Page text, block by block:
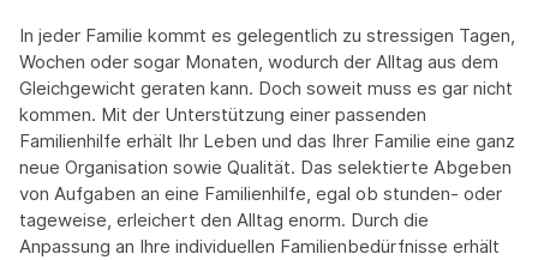
In jeder Familie kommt es gelegentlich zu stressigen Tagen,
Wochen oder sogar Monaten, wodurch der Alltag aus dem
Gleichgewicht geraten kann. Doch soweit muss es gar nicht
kommen. Mit der Unterstützung einer passenden
Familienhilfe erhält Ihr Leben und das Ihrer Familie eine ganz
neue Organisation sowie Qualität. Das selektierte Abgeben
von Aufgaben an eine Familienhilfe, egal ob stunden- oder
tageweise, erleichert den Alltag enorm. Durch die
Anpassung an Ihre individuellen Familienbedürfnisse erhält